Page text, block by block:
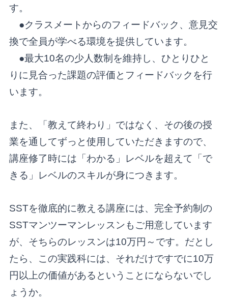
す。
●クラスメートからのフィードバック、意見交
換で全員が学べる環境を提供しています。
●最大10名の少人数制を維持し、ひとりひと
りに見合った課題の評価とフィードバックを行
います。
また、「教えて終わり」ではなく、その後の授
業を通してずっと使用していただきますので、
講座修了時には「わかる」レベルを超えて「で
きる」レベルのスキルが身につきます。
SSTを徹底的に教える講座には、完全予約制の
SSTマンツーマンレッスンもご用意しています
が、そちらのレッスンは10万円～です。だとし
たら、この実践科には、それだけですでに10万
円以上の価値があるということにならないでし
ょうか。